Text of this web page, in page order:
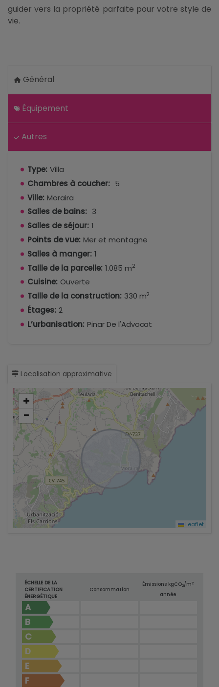
guider vers la propriété parfaite pour votre style de
vie.
Général
Équipement
Autres
Type: Villa
Chambres à coucher: 5
Ville: Moraira
Salles de bains: 3
Salles de séjour: 1
Points de vue: Mer et montagne
Salles à manger: 1
Taille de la parcelle: 1.085 m2
Cuisine: Ouverte
Taille de la construction: 330 m2
Étages: 2
L’urbanisation: Pinar De l'Advocat
Localisation approximative
+
−
Leaflet
ÉCHELLE DE LA
CERTIFICATION
ÉNERGÉTIQUE
Consommation
Émissions kgCO2/m2
année
A
B
C
D
E
F